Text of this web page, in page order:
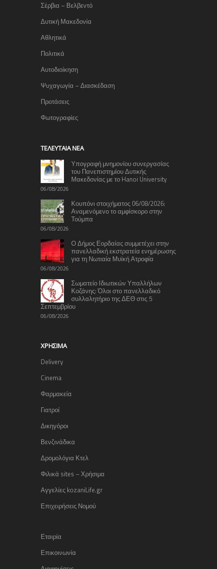
Σέρβια – Βελβεντό
Δυτική Μακεδονία
Αθλητικά
Πολιτικά
Αυτοδιοίκηση
Ψυχαγωγία – Διασκέδαση
Προτάσεις
Φωτογραφίες
TΕΛΕΥΤΑΊΑ ΝΈΑ
Υπογραφή μνημονίου συνεργασίας
του Πανεπιστημίου Δυτικής
Μακεδονίας με το Hanoi University
06/08/2026
Κουπόνι στοιχήματος 06/08/2026:
Αναμενόμενο το αμφίσκορο στην
Τούμπα
06/08/2026
Ο Δήμος Εορδαίας συμμετέχει στην
πανελλαδική εκστρατεία ενημέρωσης
για τη Νωτιαία Μυϊκή Ατροφία
06/08/2026
Σωματείο Ιδιωτικών Υπαλλήλων
Κοζάνης: Όλοι στο πανελλαδικό
συλλαλητήριο της ΔΕΘ στις 5
Σεπτεμβρίου
06/08/2026
ΧΡΉΣΙΜΑ
Delivery
Cinema
Φαρμακεία
Γιατροί
Δικηγόροι
Βενζινάδικα
Δρομολόγια Κτελ
Φιλικά sites – Χρήσιμα
Αγγελίες kozaniLife.gr
Επιχειρήσεις Νομού
Εταιρία
Επικοινωνία